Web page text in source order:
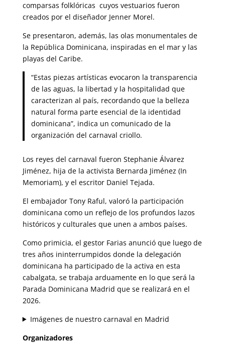
comparsas folklóricas cuyos vestuarios fueron
creados por el diseñador Jenner Morel.
Se presentaron, además, las olas monumentales de
la República Dominicana, inspiradas en el mar y las
playas del Caribe.
“Estas piezas artísticas evocaron la transparencia
de las aguas, la libertad y la hospitalidad que
caracterizan al país, recordando que la belleza
natural forma parte esencial de la identidad
dominicana”, indica un comunicado de la
organización del carnaval criollo.
Los reyes del carnaval fueron Stephanie Álvarez
Jiménez, hija de la activista Bernarda Jiménez (In
Memoriam), y el escritor Daniel Tejada.
El embajador Tony Raful, valoró la participación
dominicana como un reflejo de los profundos lazos
históricos y culturales que unen a ambos países.
Como primicia, el gestor Farias anunció que luego de
tres años ininterrumpidos donde la delegación
dominicana ha participado de la activa en esta
cabalgata, se trabaja arduamente en lo que será la
Parada Dominicana Madrid que se realizará en el
2026.
Imágenes de nuestro carnaval en Madrid
Organizadores